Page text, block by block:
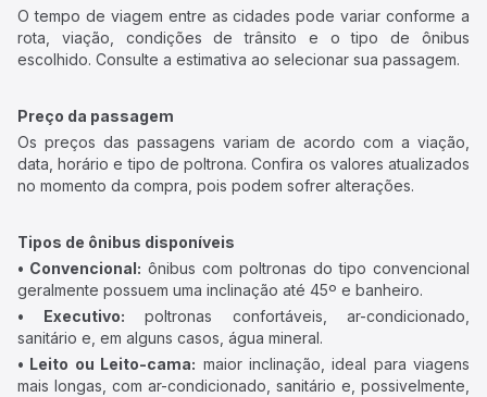
O tempo de viagem entre as cidades pode variar conforme a
rota, viação, condições de trânsito e o tipo de ônibus
escolhido. Consulte a estimativa ao selecionar sua passagem.
Preço da passagem
Os preços das passagens variam de acordo com a viação,
data, horário e tipo de poltrona. Confira os valores atualizados
no momento da compra, pois podem sofrer alterações.
Tipos de ônibus disponíveis
• Convencional: ônibus com poltronas do tipo convencional
geralmente possuem uma inclinação até 45º e banheiro.
• Executivo: poltronas confortáveis, ar-condicionado,
sanitário e, em alguns casos, água mineral.
• Leito ou Leito-cama: maior inclinação, ideal para viagens
mais longas, com ar-condicionado, sanitário e, possivelmente,